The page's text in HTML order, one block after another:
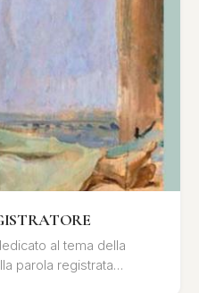
al tema della
parola registrata